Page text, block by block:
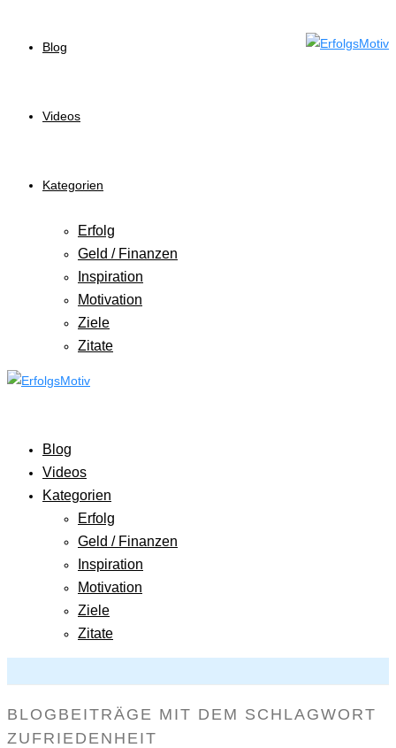
Blog
Videos
Kategorien
Erfolg
Geld / Finanzen
Inspiration
Motivation
Ziele
Zitate
Blog
Videos
Kategorien
Erfolg
Geld / Finanzen
Inspiration
Motivation
Ziele
Zitate
BLOGBEITRÄGE MIT DEM SCHLAGWORT
ZUFRIEDENHEIT